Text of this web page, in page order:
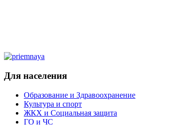
Для населения
Образование и Здравоохранение
Культура и спорт
ЖКХ и Социальная защита
ГО и ЧС